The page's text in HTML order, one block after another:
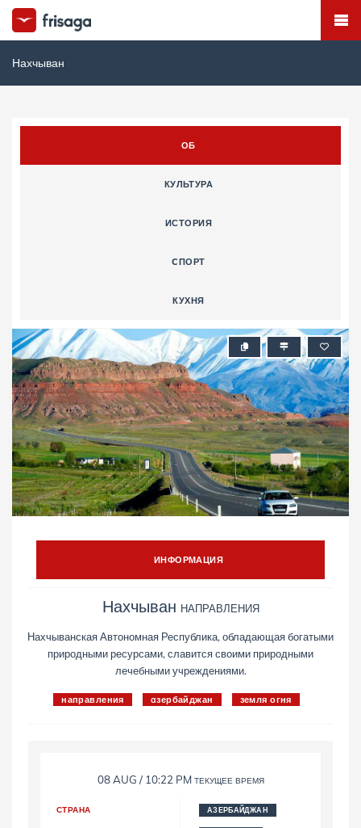
Нахчыван
ОБ
КУЛЬТУРА
ИСТОРИЯ
CПОРТ
КУХНЯ
ИНФОРМАЦИЯ
Нахчыван НАПРАВЛЕНИЯ
Нахчыванская Автономная Республика, обладающая богатыми
природными ресурсами, славится своими природными
лечебными учреждениями.
направления aзербайджан земля огня
08 AUG / 10:22 PM ТЕКУЩЕЕ ВРЕМЯ
СТРАНА АЗЕРБАЙДЖАН